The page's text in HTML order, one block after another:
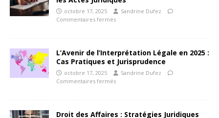
octobre 17, 2025
Sandrine Dufez
Commentaires fermés
L’Avenir de l’Interprétation Légale en 2025 :
Cas Pratiques et Jurisprudence
octobre 17, 2025
Sandrine Dufez
Commentaires fermés
Droit des Affaires : Stratégies Juridiques